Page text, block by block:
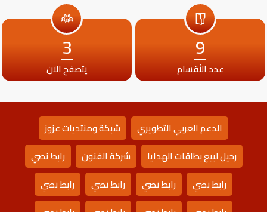
9
عدد الأقسام
3
يتصفح الآن
الدعم العربي التطويري
شبكة ومنتديات عزوز
رحيل لبيع بطاقات الهدايا
شركة الفنون
رابط نصي
رابط نصي
رابط نصي رابط نصي
رابط نصي